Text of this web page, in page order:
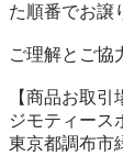
た順番でお譲
ご理解とご協
【商品お取引
ジモティース
東京都調布市